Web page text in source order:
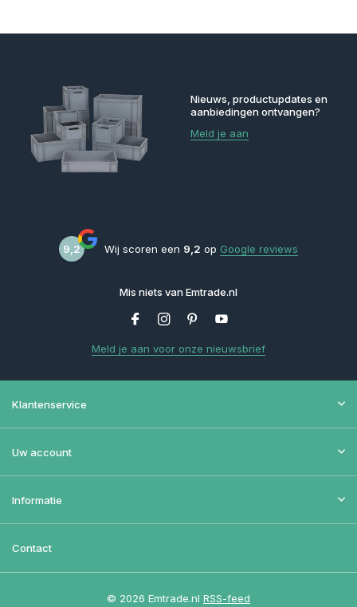
Nieuws, productupdates en
aanbiedingen ontvangen?
Meld je aan
9,2 Wij scoren een 9,2 op Google reviews
Mis niets van Emtrade.nl
Meld je aan voor onze nieuwsbrief
Klantenservice
Uw account
Informatie
Contact
© 2026 Emtrade.nl RSS-feed